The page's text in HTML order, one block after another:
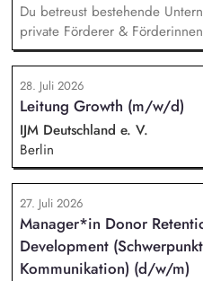
Du betreust bestehende
private Förderer &
Zusammenarbeit
Unternehmen und Förderer &
aktiv an. Du planst und setzt
eigenständig um und verfolgst
arbeitest eng mit der
unseren Programmkollegen
28. Juli 2026
Leitung Growth (m/w/d)
IJM Deutschland e. V.
Berlin
27. Juli 2026
Manager*in Donor
Development
Kommunikation) (d/w/m)